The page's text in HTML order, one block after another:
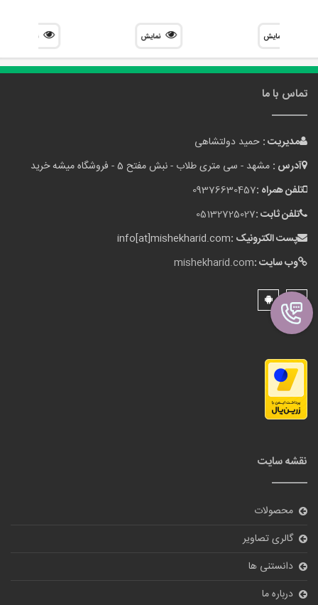
نمایش نمایش
تماس با ما
مدیریت : حمید دولتشاهی
آدرس : مشهد - سی متری طلاب - نبش مفتح 5 - فروشگاه میشه خرید
تلفن همراه :09376630457
تلفن ثابت :05132725027
پست الکترونیک :info[at]mishekharid.com
وب سایت :mishekharid.com
نقشه سایت
محصولات
گالری تصاویر
دانستنی ها
درباره ما